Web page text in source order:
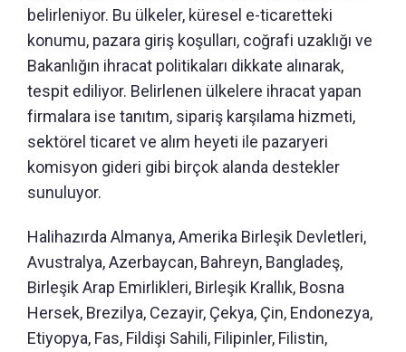
belirleniyor. Bu ülkeler, küresel e-ticaretteki
konumu, pazara giriş koşulları, coğrafi uzaklığı ve
Bakanlığın ihracat politikaları dikkate alınarak,
tespit ediliyor. Belirlenen ülkelere ihracat yapan
firmalara ise tanıtım, sipariş karşılama hizmeti,
sektörel ticaret ve alım heyeti ile pazaryeri
komisyon gideri gibi birçok alanda destekler
sunuluyor.
Halihazırda Almanya, Amerika Birleşik Devletleri,
Avustralya, Azerbaycan, Bahreyn, Bangladeş,
Birleşik Arap Emirlikleri, Birleşik Krallık, Bosna
Hersek, Brezilya, Cezayir, Çekya, Çin, Endonezya,
Etiyopya, Fas, Fildişi Sahili, Filipinler, Filistin,